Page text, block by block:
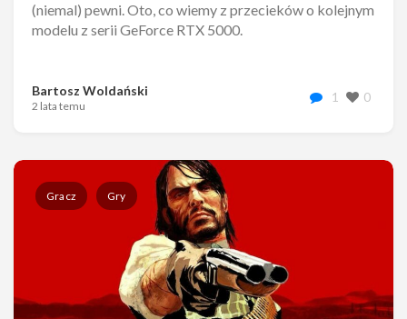
(niemal) pewni. Oto, co wiemy z przecieków o kolejnym
modelu z serii GeForce RTX 5000.
Bartosz Woldański
2 lata temu
1 0
Gracz Gry